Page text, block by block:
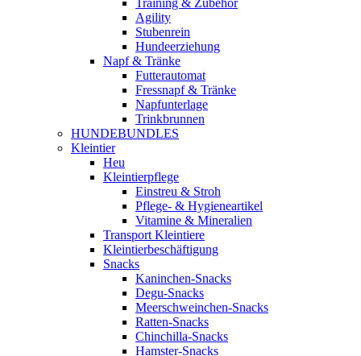
Training & Zubehör
Agility
Stubenrein
Hundeerziehung
Napf & Tränke
Futterautomat
Fressnapf & Tränke
Napfunterlage
Trinkbrunnen
HUNDEBUNDLES
Kleintier
Heu
Kleintierpflege
Einstreu & Stroh
Pflege- & Hygieneartikel
Vitamine & Mineralien
Transport Kleintiere
Kleintierbeschäftigung
Snacks
Kaninchen-Snacks
Degu-Snacks
Meerschweinchen-Snacks
Ratten-Snacks
Chinchilla-Snacks
Hamster-Snacks